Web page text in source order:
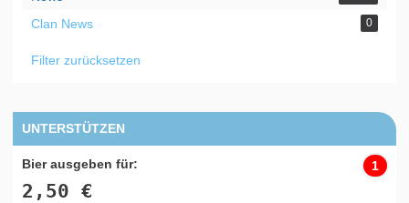
Clan News 0
Filter zurücksetzen
UNTERSTÜTZEN
Bier ausgeben für:
2,50 €
1